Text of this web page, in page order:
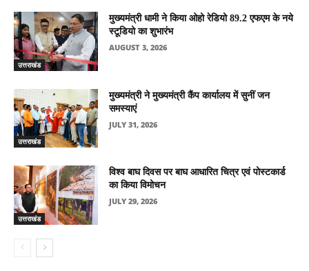
उत्तराखंड
मुख्यमंत्री धामी ने किया ओहो रेडियो 89.2 एफएम के नये
स्टूडियो का शुभारंभ
AUGUST 3, 2026
उत्तराखंड
मुख्यमंत्री ने मुख्यमंत्री कैंप कार्यालय में सुनीं जन
समस्याएं
JULY 31, 2026
उत्तराखंड
विश्व बाघ दिवस पर बाघ आधारित चित्र एवं पोस्टकार्ड
का किया विमोचन
JULY 29, 2026